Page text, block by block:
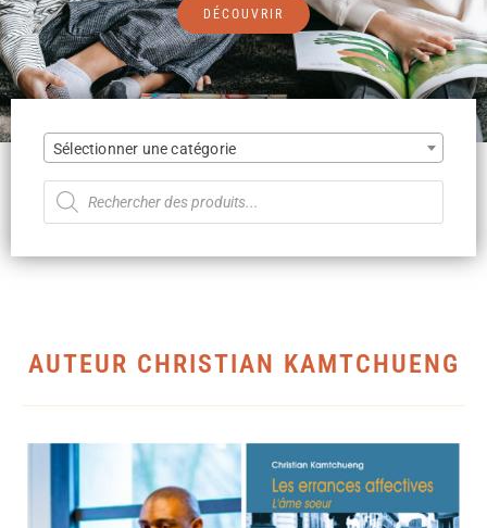
DÉCOUVRIR
Sélectionner une catégorie
AUTEUR CHRISTIAN KAMTCHUENG